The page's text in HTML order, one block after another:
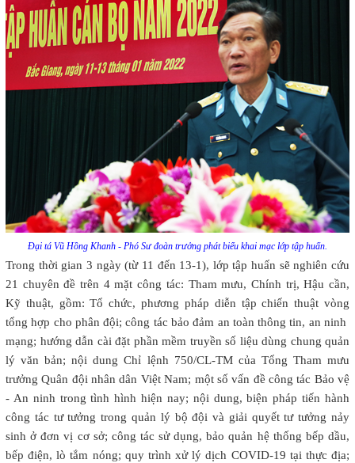
Đại tá Vũ Hồng Khanh - Phó Sư đoàn trưởng phát biểu khai mạc lớp tập huấn.
Trong thời gian 3 ngày (từ 11 đến 13-1), lớp tập huấn sẽ nghiên cứu
21 chuyên đề trên 4 mặt công tác: Tham mưu, Chính trị, Hậu cần,
Kỹ thuật, gồm: Tổ chức, phương pháp diễn tập chiến thuật vòng
tổng hợp cho phân đội; công tác bảo đảm an toàn thông tin, an ninh
mạng; hướng dẫn cài đặt phần mềm truyền số liệu dùng chung quản
lý văn bản; nội dung Chỉ lệnh 750/CL-TM của Tổng Tham mưu
trưởng Quân đội nhân dân Việt Nam; một số vấn đề công tác Bảo vệ
- An ninh trong tình hình hiện nay; nội dung, biện pháp tiến hành
công tác tư tưởng trong quản lý bộ đội và giải quyết tư tưởng nảy
sinh ở đơn vị cơ sở; công tác sử dụng, bảo quản hệ thống bếp dầu,
bếp điện, lò tắm nóng; quy trình xử lý dịch COVID-19 tại thực địa;